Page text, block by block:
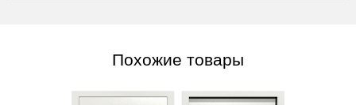
Похожие товары